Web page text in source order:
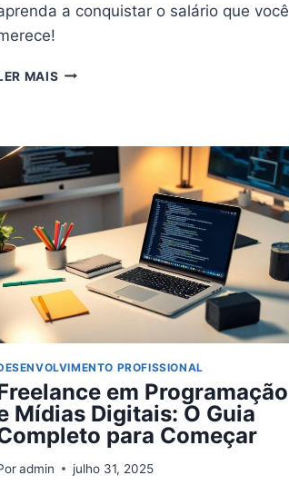
a conquistar o salário que você
MAIS NEGOCIANDO
O
QUE
FAZER
E
O
QUE
NÃO
FAZER
PROFISSIONAL
em Programação
Mídias Digitais: O Guia
para Começar
admin julho 31, 2025